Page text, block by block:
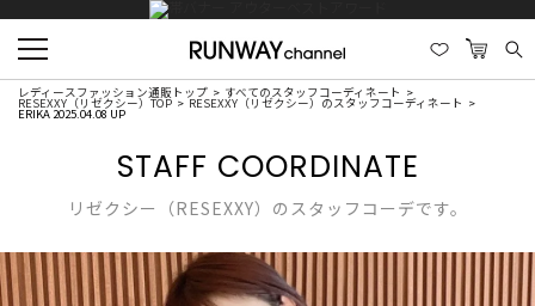
レディースファッション通販トップ すべてのスタッフコーディネート
RESEXXY（リゼクシー）TOP RESEXXY（リゼクシー）のスタッフコーディネート
ERIKA 2025.04.08 UP
STAFF COORDINATE
リゼクシー（RESEXXY）のスタッフコーデです。